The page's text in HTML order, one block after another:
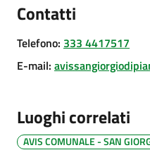
Amministrazione
trasparente
gli
argomenti...
Contatti
Telefono: 333 4417517
E-mail:
Luoghi correlati
AVIS COMUNALE - SAN